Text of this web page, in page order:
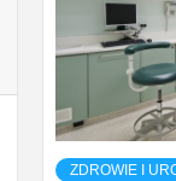
ZDROWIE I